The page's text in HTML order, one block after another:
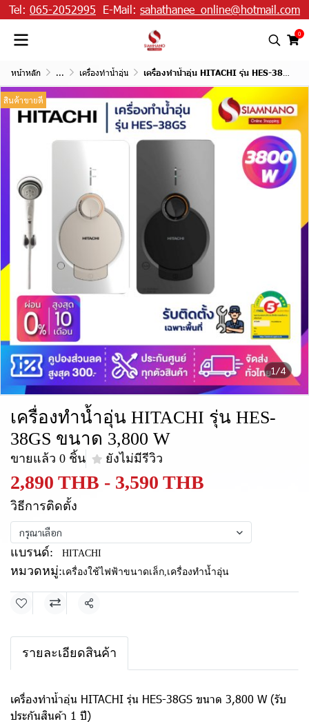
Tel: 065-2052995 E-Mail: sahathanee_online@hotmail.com
0
หน้าหลัก ... เครื่องทำน้ำอุ่น เครื่องทำน้ำอุ่น HITACHI รุ่น HES-38GS ขนาด 3,800 W
1/4
สินค้าขายดี
เครื่องทำน้ำอุ่น HITACHI รุ่น HES-
38GS ขนาด 3,800 W
ขายแล้ว 0 ชิ้น ยังไม่มีรีวิว
2,890 THB - 3,590 THB
วิธีการติดตั้ง
กรุณาเลือก
แบรนด์: HITACHI
หมวดหมู่:เครื่องใช้ไฟฟ้าขนาดเล็ก,เครื่องทำน้ำอุ่น
แชร์
รายละเอียดสินค้า
เครื่องทำน้ำอุ่น HITACHI รุ่น HES-38GS ขนาด 3,800 W (รับ
ประกันสินค้า 1 ปี)